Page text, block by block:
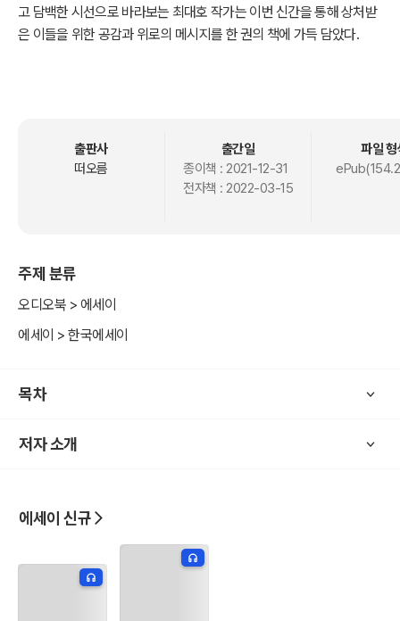
고 담백한 시선으로 바라보는 최대호 작가는 이번 신간을 통해 상처받
은 이들을 위한 공감과 위로의 메시지를 한 권의 책에 가득 담았다.
통해 도전하는 자세를 설명한다.
모든 사람이 1인분씩 짊어지고 있는 인생의 궤란 모두 하나로 일치하
하고 이해하고 아껴줘야하는 것은 우리 자신인 것을 깨닫게 되면서 말
이다. 이 책은 타인의 시선과 눈치로 자신을 축소시키는 모든 이들에게
스스로를 믿고 소모되는 자신의 감정을 돌볼 수 있는 좋은 지침서가 될
수 있을 것이다.
출판사
떠오름
출간일
종이책 : 2021-12-31
전자책 : 2022-03-15
파일 형
주제 분류
오디오북 > 에세이
에세이 > 한국에세이
목차
저자 소개
에세이 신규